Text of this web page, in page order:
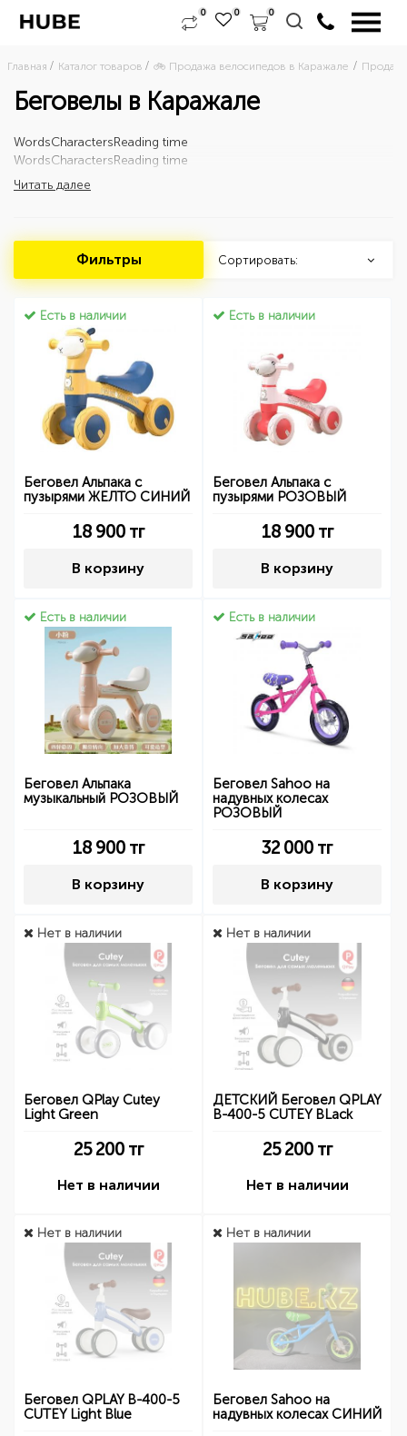
0 0 0
Главная Каталог товаров 🚲 Продажа велосипедов в Каражале
Беговелы в Каражале
WordsCharactersReading time
WordsCharactersReading time
Читать далее
Фильтры Сортировать:
Есть в наличии
Беговел Альпака с
пузырями ЖЕЛТО СИНИЙ
18 900тг
В корзину
Есть в наличии
Беговел Альпака с
пузырями РОЗОВЫЙ
18 900тг
В корзину
Есть в наличии
Беговел Альпака
музыкальный РОЗОВЫЙ
18 900тг
В корзину
Есть в наличии
Беговел Sahoo на
надувных колесах
РОЗОВЫЙ
32 000 тг
В корзину
Нет в наличии
Беговел QPlay Cutey
Light Green
25 200тг
Нет в наличии
Нет в наличии
ДЕТСКИЙ Беговел QPLAY
B-400-5 CUTEY BLack
25 200тг
Нет в наличии
Нет в наличии
Беговел QPLAY B-400-5
CUTEY Light Blue
Нет в наличии
Беговел Sahoo на
надувных колесах СИНИЙ